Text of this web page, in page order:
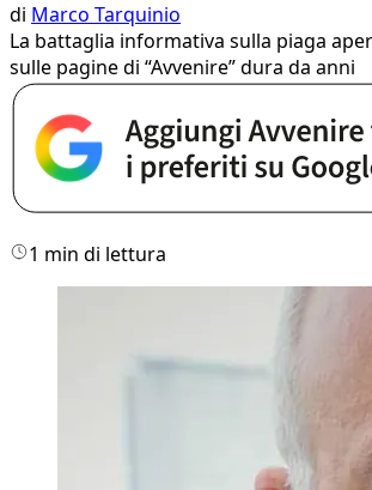
di Marco Tarquinio
La battaglia informativa sulla piaga
sulle pagine di “Avvenire” dura da anni
1 min di lettura